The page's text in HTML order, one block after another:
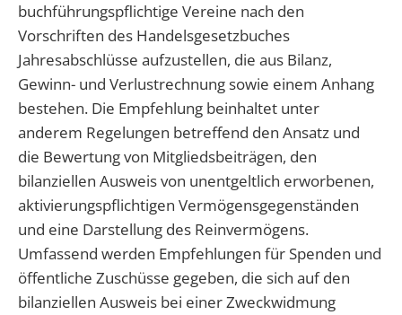
buchführungspflichtige Vereine nach den
Vorschriften des Handelsgesetzbuches
Jahresabschlüsse aufzustellen, die aus Bilanz,
Gewinn- und Verlustrechnung sowie einem Anhang
bestehen. Die Empfehlung beinhaltet unter
anderem Regelungen betreffend den Ansatz und
die Bewertung von Mitgliedsbeiträgen, den
bilanziellen Ausweis von unentgeltlich erworbenen,
aktivierungspflichtigen Vermögensgegenständen
und eine Darstellung des Reinvermögens.
Umfassend werden Empfehlungen für Spenden und
öffentliche Zuschüsse gegeben, die sich auf den
bilanziellen Ausweis bei einer Zweckwidmung